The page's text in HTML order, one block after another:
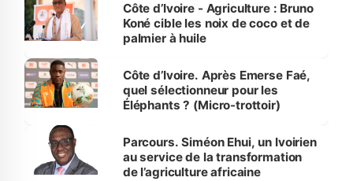
Côte d’Ivoire - Agriculture : Bruno
Koné cible les noix de coco et de
palmier à huile
Côte d’Ivoire. Après Emerse Faé,
quel sélectionneur pour les
Éléphants ? (Micro-trottoir)
Parcours. Siméon Ehui, un Ivoirien
au service de la transformation
de l’agriculture africaine